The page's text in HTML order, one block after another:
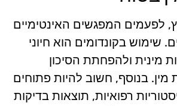
לפעמים המפגשים האינטימיים
שימוש בקונדומים הוא חיוני
מינית ולהפחתת הסיכון
בנוסף, חשוב להיות פתוחים
רפואיות, תוצאות בדיקות